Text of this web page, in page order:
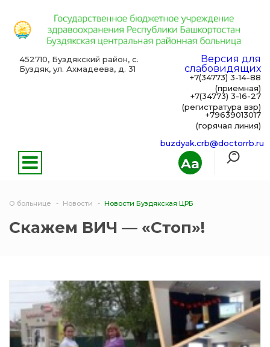
Aa
452710, Буздякский район, с.
Буздяк, ул. Ахмадеева, д. 31
Версия для
слабовидящих
+7(34773) 3-14-88
(приемная)
+7(34773) 3-16-27
(регистратура взр)
+79639013017
(горячая линия)
buzdyak.crb@doctorrb.ru
О больнице Новости Новости Буздякская ЦРБ
Скажем ВИЧ — «Стоп»!